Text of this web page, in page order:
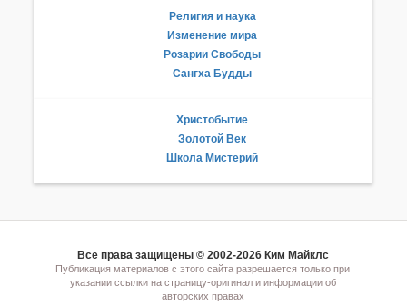
Религия и наука
Изменение мира
Розарии Свободы
Сангха Будды
Христобытие
Золотой Век
Школа Мистерий
Все права защищены © 2002-2026 Ким Майклс
Публикация материалов с этого сайта разрешается только при
указании ссылки на страницу-оригинал и информации об
авторских правах